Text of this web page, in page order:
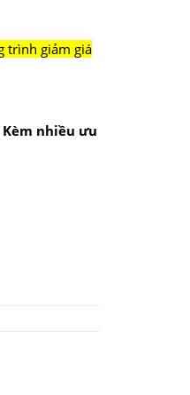
trình giảm giá
nhiều ưu